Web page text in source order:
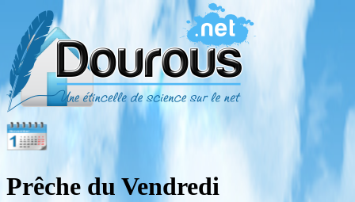
Prêche du Vendredi